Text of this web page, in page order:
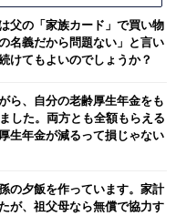
父の「家族カード」で買い物
名義だから問題ない」と言い
けてもよいのでしょうか？
ら、自分の老齢厚生年金をも
した。両方とも全額もらえる
生年金が減るって損じゃない
の夕飯を作っています。家計
が、祖父母なら無償で協力す